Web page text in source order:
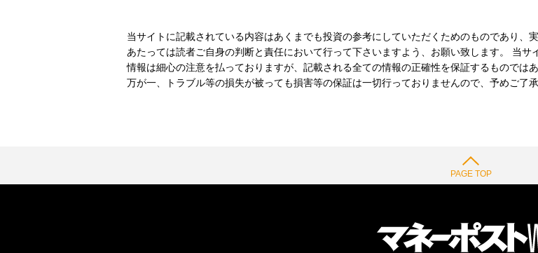
当サイトに記載されている内容はあくまでも投資の参考にしていただくためのものであり、
あたっては読者ご自身の判断と責任において行って下さいますよう、お願い致します。 当サ
情報は細心の注意を払っておりますが、記載される全ての情報の正確性を保証するものではあ
万が一、トラブル等の損失が被っても損害等の保証は一切行っておりませんので、予めご了承
PAGE TOP